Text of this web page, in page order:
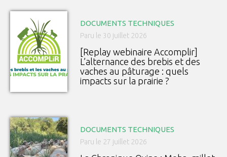
DOCUMENTS TECHNIQUES
Paru le 30 juillet 2026
[Replay webinaire Accomplir]
L’alternance des brebis et des
vaches au pâturage : quels
impacts sur la prairie ?
DOCUMENTS TECHNIQUES
Paru le 27 juillet 2026